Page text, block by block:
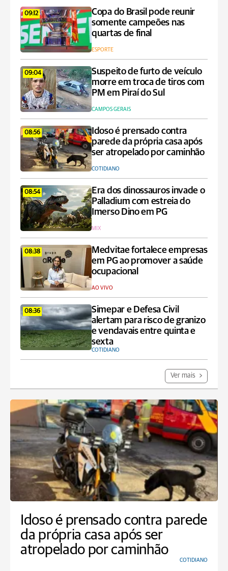
09:12
Copa do Brasil pode reunir
somente campeões nas
quartas de final
ESPORTE
09:04
Suspeito de furto de veículo
morre em troca de tiros com
PM em Piraí do Sul
CAMPOS GERAIS
08:56
Idoso é prensado contra
parede da própria casa após
ser atropelado por caminhão
COTIDIANO
08:54
Era dos dinossauros invade o
Palladium com estreia do
Imerso Dino em PG
MIX
08:38
Medvitae fortalece empresas
em PG ao promover a saúde
ocupacional
AO VIVO
08:36
Simepar e Defesa Civil
alertam para risco de granizo
e vendavais entre quinta e
sexta
COTIDIANO
Ver mais
Idoso é prensado contra parede
da própria casa após ser
atropelado por caminhão
COTIDIANO